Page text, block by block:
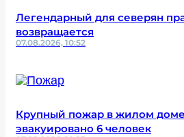
Легендарный для северян
возвращается
07.08.2026, 10:52
Крупный пожар в жилом доме
эвакуировано 6 человек